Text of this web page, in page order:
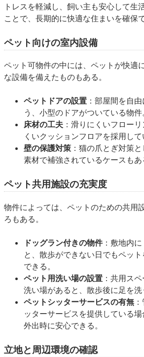
トレスを軽減し、飼い主も安心して生
ことで、長期的に快適な住まいを確保
ペット向けの室内設備
ペット可物件の中には、ペットが快適
な設備を備えたものもある。
ペットドアの設置 ：部屋間を自
う、小型のドアがついている物件
床材の工夫 ：滑りにくいフロー
くいクッションフロアを採用して
壁の保護対策 ：猫の爪とぎ対策
素材で補強されているケースもあ
ペット共用施設の充実度
物件によっては、ペットのための共用
ろもある。
ドッグラン付きの物件：敷地内
と、散歩ができない日でもペッ
できる。
ペット用洗い場の設置 ：共用ス
洗い場があると、散歩後に足を洗
ペットシッターサービスの有無
ッターサービスを提供している
外出時に安心できる。
立地と周辺環境の確認